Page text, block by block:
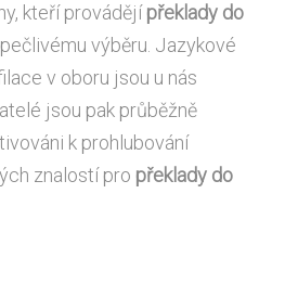
kteří provádějípřeklady do
výběru. Jazykové
v oboru jsou u nás
jsou pak průběžně
k prohlubování
znalostí pro překlady do